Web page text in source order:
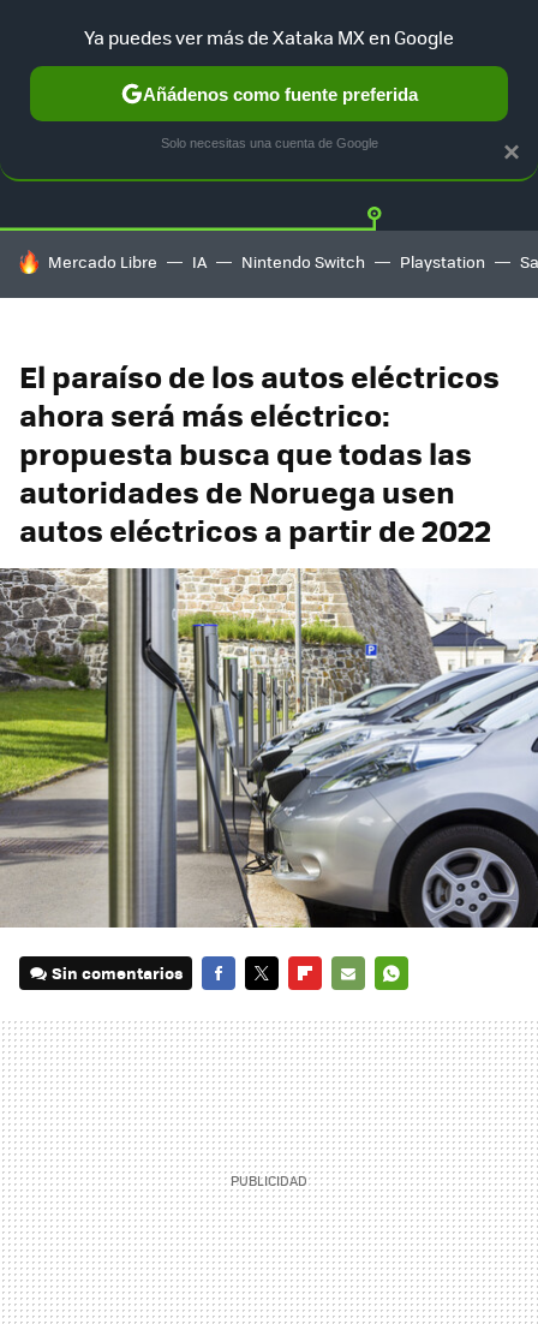
TESLA UBER AUTO ELECTRICO Twitter
HOY SE HABLA DE
Mercado Libre IA Nintendo Switch Playstation
El paraíso de los autos eléctricos
ahora será más eléctrico:
propuesta busca que todas las
autoridades de Noruega usen
autos eléctricos a partir de 2022
Sin comentarios
MAIL
×
Ya puedes ver más de Xataka MX en Google
Añádenos como fuente preferida
Solo necesitas una cuenta de Google